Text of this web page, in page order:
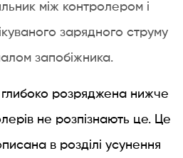
між контролером і
зарядного струму
запобіжника.
розряджена нижче
не розпізнають це. Це
в розділі усунення